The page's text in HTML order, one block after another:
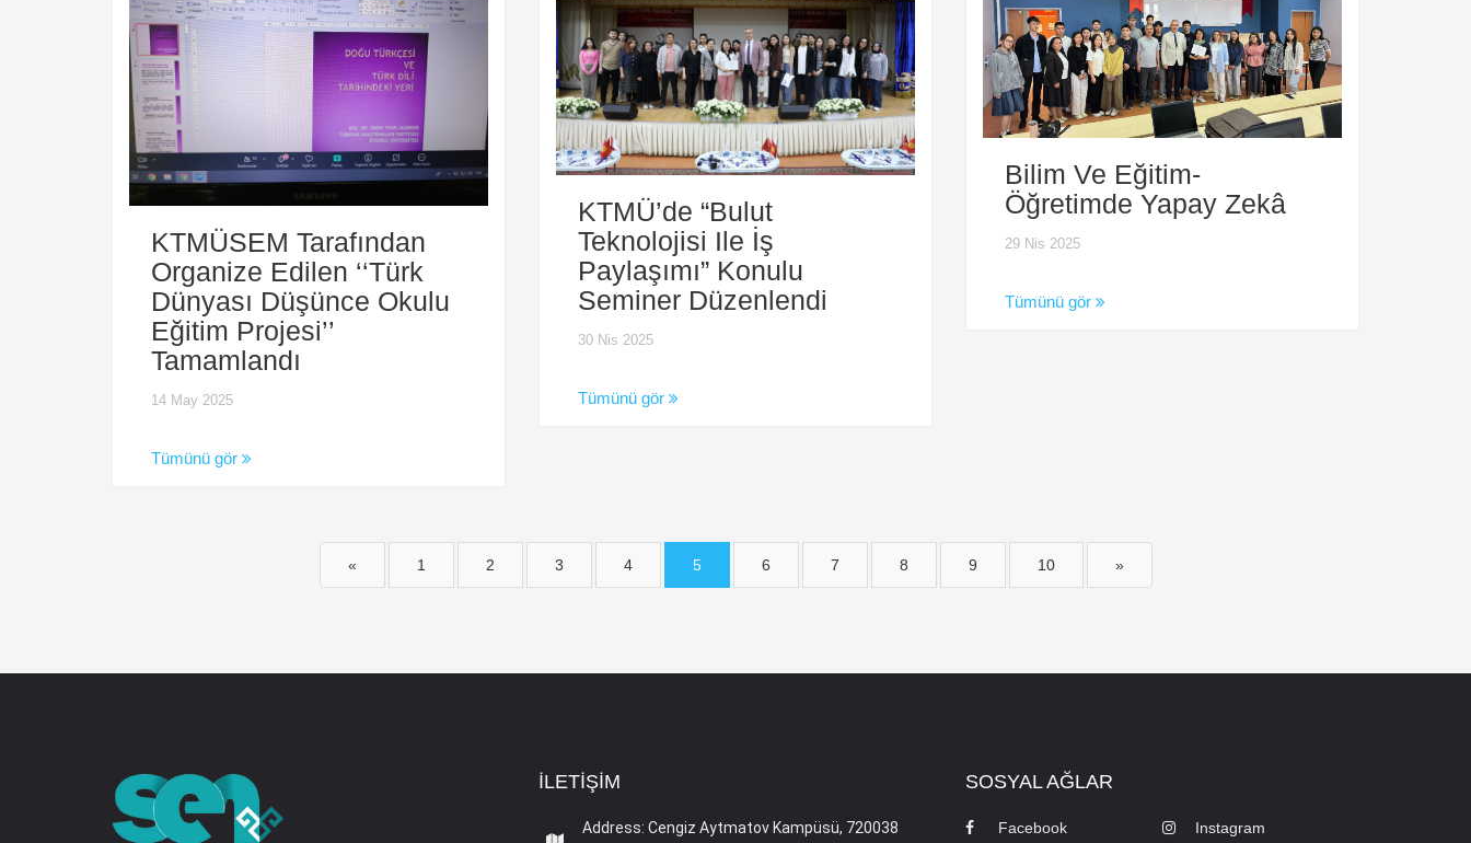
KTMÜSEM Tarafından
Organize Edilen ‘‘Türk
Dünyası Düşünce Okulu
Eğitim Projesi’’
Tamamlandı
14 May 2025
Tümünü gör
KTMÜ’de “Bulut
Teknolojisi Ile İş
Paylaşımı” Konulu
Seminer Düzenlendi
30 Nis 2025
Tümünü gör
Bilim Ve Eğitim-
Öğretimde Yapay Zekâ
29 Nis 2025
Tümünü gör
« 1 2 3 4 5 6 7 8 9 10 »
İLETIŞIM
Address: Cengiz Aytmatov Kampüsü, 720038
SOSYAL AĞLAR
Facebook Instagram